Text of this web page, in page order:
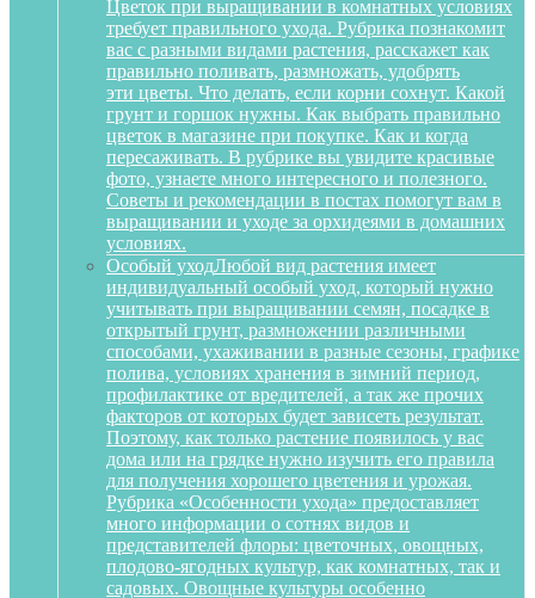
Цветок при выращивании в комнатных условиях
требует правильного ухода. Рубрика познакомит
вас с разными видами растения, расскажет как
правильно поливать, размножать, удобрять
эти цветы. Что делать, если корни сохнут. Какой
грунт и горшок нужны. Как выбрать правильно
цветок в магазине при покупке. Как и когда
пересаживать. В рубрике вы увидите красивые
фото, узнаете много интересного и полезного.
Советы и рекомендации в постах помогут вам в
выращивании и уходе за орхидеями в домашних
условиях.
Особый уходЛюбой вид растения имеет
индивидуальный особый уход, который нужно
учитывать при выращивании семян, посадке в
открытый грунт, размножении различными
способами, ухаживании в разные сезоны, графике
полива, условиях хранения в зимний период,
профилактике от вредителей, а так же прочих
факторов от которых будет зависеть результат.
Поэтому, как только растение появилось у вас
дома или на грядке нужно изучить его правила
для получения хорошего цветения и урожая.
Рубрика «Особенности ухода» предоставляет
много информации о сотнях видов и
представителей флоры: цветочных, овощных,
плодово-ягодных культур, как комнатных, так и
садовых. Овощные культуры особенно